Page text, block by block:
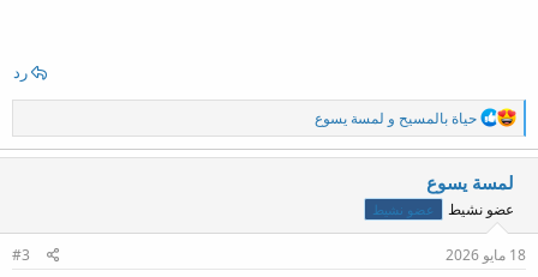
رد
ا
ل
ت
ا
ع
ل
ا
حياة بالمسيح و لمسة يسوع
لمسة يسوع
عضو نشيط عضو نشيط
18 مايو 2026 #3